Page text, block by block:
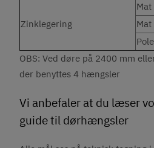
Zinklegering
OBS: Ved døre på 2400 mm
der benyttes 4 hængsler
Vi anbefaler at du læser
guide til dørhængsler